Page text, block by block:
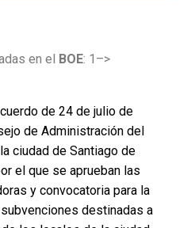
en el BOE: 1–>
de 24 de julio de
de Administración del
ciudad de Santiago de
el que se aprueban las
y convocatoria para la
destinadas a